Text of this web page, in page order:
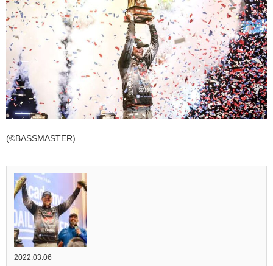
(©BASSMASTER)
2022.03.06